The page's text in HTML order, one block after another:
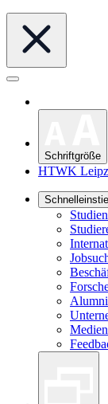
Schriftgröße
HTWK
Alumni
Medien